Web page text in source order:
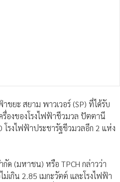
ขยะ สยาม พาวเวอร์ (SP) ที่ได้รับ
รื่องของโรงไฟฟ้าชีวมวล ปัตตานี
โรงไฟฟ้าประชารัฐชีวมวลอีก 2 แห่ง
ด (มหาชน) หรือ TPCH กล่าวว่า
เกิน 2.85 เมกะวัตต์ และโรงไฟฟ้า